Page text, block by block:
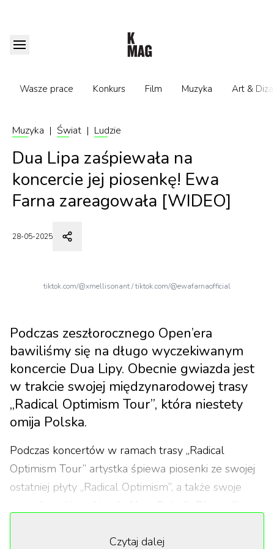
Wasze prace Konkurs Film Muzyka Art &
Muzyka | Świat | Ludzie
Dua Lipa zaśpiewała na
koncercie jej piosenkę! Ewa
Farna zareagowała [WIDEO]
28-05-2025
tiktok.com/@xmellisonant / tiktok.com/@ewafarnaofficial
Podczas zeszłorocznego Open’era
bawiliśmy się na długo wyczekiwanym
koncercie Dua Lipy. Obecnie gwiazda jest
w trakcie swojej międzynarodowej trasy
„Radical Optimism Tour”, która niestety
omija Polska.
Podczas koncertów w ramach trasy „Radical
Optimism Tour” artystka śpiewa piosenki ze swojej
ostatniej płyty „Radical Optimism”, a także swoje
największe hity takie jak „New Rules”, „Physical” oraz
końcówka drugiego aktu, podczas której Dua Lipa
Czytaj dalej